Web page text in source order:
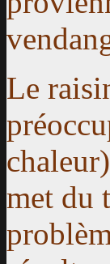
Le
met du